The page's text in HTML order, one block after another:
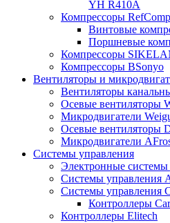
YH R410A
Компрессоры RefComp
Винтовые
Поршневые
Компрессоры
Компрессоры BSonyo
Вентиляторы и
Вентиляторы
Осевые вентиляторы
Микродвигатели
Осевые вентиляторы
Микродвигатели
Системы управления
Электронные
Системы управления
Системы управления
Контроллеры
Контроллеры Elitech